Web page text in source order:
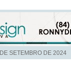
SETEMBRO DE 2024